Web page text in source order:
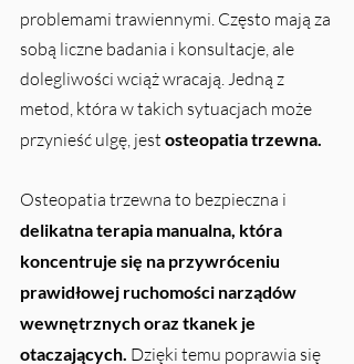
problemami trawiennymi. Często mają za
sobą liczne badania i konsultacje, ale
dolegliwości wciąż wracają. Jedną z
metod, która w takich sytuacjach może
przynieść ulgę, jest osteopatia trzewna.
Osteopatia trzewna to bezpieczna i
delikatna terapia manualna, która
koncentruje się na przywróceniu
prawidłowej ruchomości narządów
wewnętrznych oraz tkanek je
otaczających. Dzięki temu poprawia się